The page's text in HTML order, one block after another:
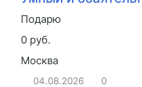
Подарю
0 руб.
Москва
04.08.2026 0